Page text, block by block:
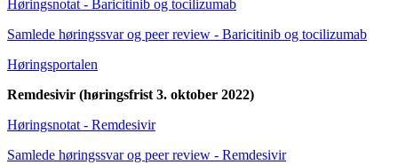
Høringsnotat - Baricitinib og tocilizumab
Samlede høringssvar og peer review - Baricitinib og tocilizumab
Høringsportalen
Remdesivir (høringsfrist 3. oktober 2022)
Høringsnotat - Remdesivir
Samlede høringssvar og peer review - Remdesivir